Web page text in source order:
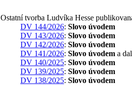
Ostatní tvorba Ludvíka Hesse
DV 144/2026: Slovo úvodem
DV 143/2026: Slovo úvodem
DV 142/2026: Slovo úvodem
DV 141/2026: Slovo úvodem a
DV 140/2025: Slovo úvodem
DV 139/2025: Slovo úvodem
DV 138/2025: Slovo úvodem